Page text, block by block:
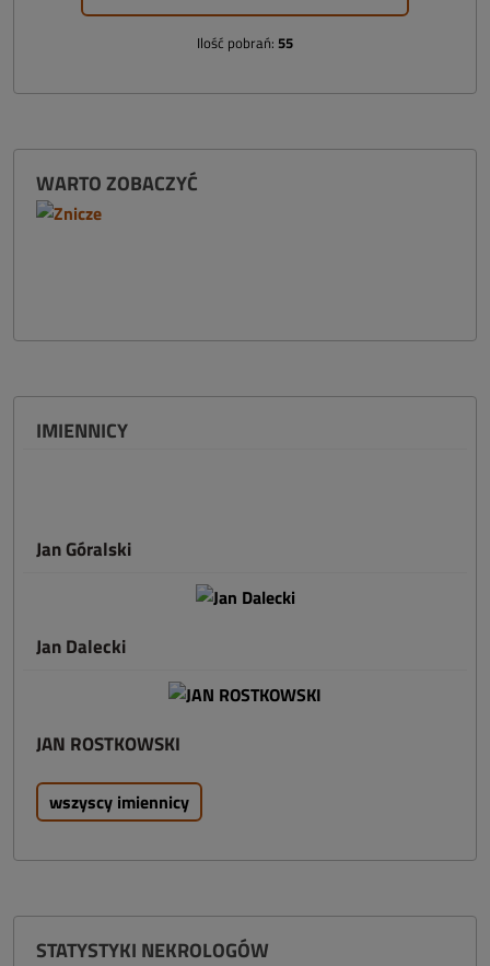
Ilość pobrań: 55
WARTO ZOBACZYĆ
IMIENNICY
Jan Góralski
Jan Dalecki
JAN ROSTKOWSKI
wszyscy imiennicy
STATYSTYKI NEKROLOGÓW